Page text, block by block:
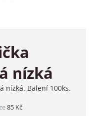
nízká
nízká. Balení 100ks.
85 Kč